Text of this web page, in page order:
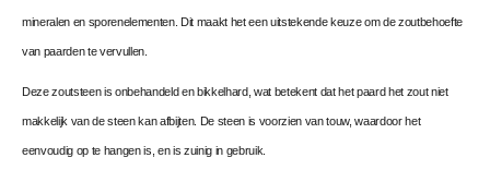
mineralen en sporenelementen. Dit maakt het een uitstekende keuze om de zoutbehoefte
van paarden te vervullen.
Deze zoutsteen is onbehandeld en bikkelhard, wat betekent dat het paard het zout niet
makkelijk van de steen kan afbijten. De steen is voorzien van touw, waardoor het
eenvoudig op te hangen is, en is zuinig in gebruik.